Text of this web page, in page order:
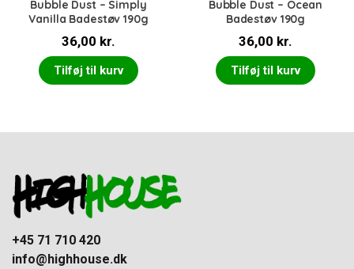
Bubble Dust – Simply
Vanilla Badestøv 190g
36,00 kr.
Tilføj til kurv
Bubble Dust – Ocean
Badestøv 190g
36,00 kr.
Tilføj til kurv
+45 71 710 420
info@highhouse.dk